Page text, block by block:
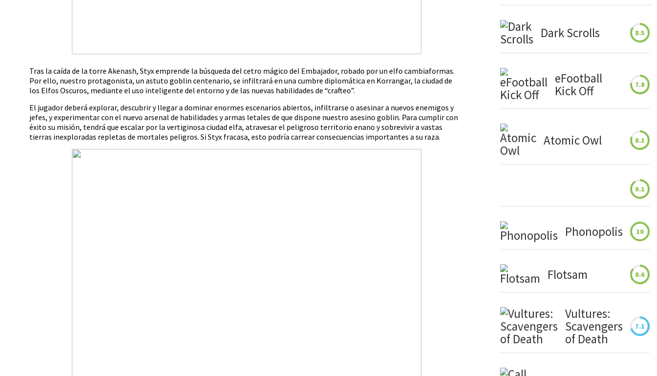
Tras la caída de la torre Akenash, Styx emprende la búsqueda del cetro mágico del Embajador, robado por un elfo cambiaformas.
Por ello, nuestro protagonista, un astuto goblin centenario, se infiltrará en una cumbre diplomática en Korrangar, la ciudad de
los Elfos Oscuros, mediante el uso inteligente del entorno y de las nuevas habilidades de “crafteo”.
El jugador deberá explorar, descubrir y llegar a dominar enormes escenarios abiertos, infiltrarse o asesinar a nuevos enemigos y
jefes, y experimentar con el nuevo arsenal de habilidades y armas letales de que dispone nuestro asesino goblin. Para cumplir con
éxito su misión, tendrá que escalar por la vertiginosa ciudad elfa, atravesar el peligroso territorio enano y sobrevivir a vastas
tierras inexploradas repletas de mortales peligros. Si Styx fracasa, esto podría carrear consecuencias importantes a su raza.
Dark Scrolls 8.5
eFootball
Kick Off
7.8
Atomic Owl 8.1
9.1
Phonopolis 10
Flotsam 8.6
Vultures:
Scavengers
of Death
7.1